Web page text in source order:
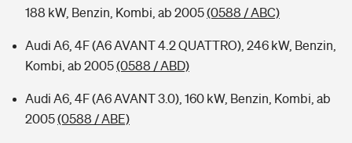
188 kW, Benzin, Kombi, ab 2005(0588 / ABC)
Audi A6, 4F (A6 AVANT 4.2 QUATTRO), 246 kW, Benzin,
Kombi, ab 2005(0588 / ABD)
Audi A6, 4F (A6 AVANT 3.0), 160 kW, Benzin, Kombi, ab
2005(0588 / ABE)